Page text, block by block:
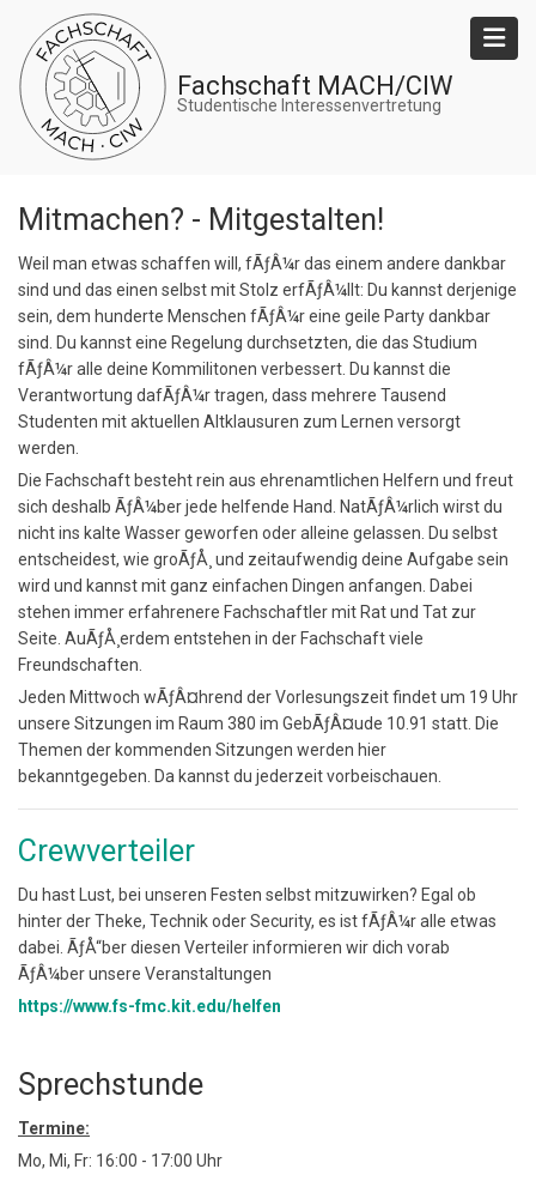
zum
Inhalt
Fachschaft MACH/CIW
Studentische Interessenvertretung
Mitmachen? - Mitgestalten!
Weil man etwas schaffen will, fÃƒÂ¼r das einem andere dankbar
sind und das einen selbst mit Stolz erfÃƒÂ¼llt: Du kannst derjenige
sein, dem hunderte Menschen fÃƒÂ¼r eine geile Party dankbar
sind. Du kannst eine Regelung durchsetzten, die das Studium
fÃƒÂ¼r alle deine Kommilitonen verbessert. Du kannst die
Verantwortung dafÃƒÂ¼r tragen, dass mehrere Tausend
Studenten mit aktuellen Altklausuren zum Lernen versorgt
werden.
Die Fachschaft besteht rein aus ehrenamtlichen Helfern und freut
sich deshalb ÃƒÂ¼ber jede helfende Hand. NatÃƒÂ¼rlich wirst du
nicht ins kalte Wasser geworfen oder alleine gelassen. Du selbst
entscheidest, wie groÃƒÅ¸ und zeitaufwendig deine Aufgabe sein
wird und kannst mit ganz einfachen Dingen anfangen. Dabei
stehen immer erfahrenere Fachschaftler mit Rat und Tat zur
Seite. AuÃƒÅ¸erdem entstehen in der Fachschaft viele
Freundschaften.
Jeden Mittwoch wÃƒÂ¤hrend der Vorlesungszeit findet um 19 Uhr
unsere Sitzungen im Raum 380 im GebÃƒÂ¤ude 10.91 statt. Die
Themen der kommenden Sitzungen werden hier
bekanntgegeben. Da kannst du jederzeit vorbeischauen.
Crewverteiler
Du hast Lust, bei unseren Festen selbst mitzuwirken? Egal ob
hinter der Theke, Technik oder Security, es ist fÃƒÂ¼r alle etwas
dabei. ÃƒÅ“ber diesen Verteiler informieren wir dich vorab
ÃƒÂ¼ber unsere Veranstaltungen
https://www.fs-fmc.kit.edu/helfen
Sprechstunde
Termine:
Mo, Mi, Fr: 16:00 - 17:00 Uhr